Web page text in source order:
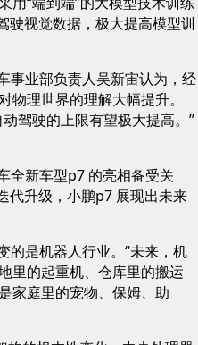
驶视觉数据，极大提高模型训
业部负责人吴新宙认为，经
理世界的理解大幅提升。
驾驶的上限有望极大提高。”
新车型p7 的亮相备受关
代升级，小鹏p7 展现出未来
是机器人行业。“未来，机
里的起重机、仓库里的搬运
家庭里的宠物、保姆、助